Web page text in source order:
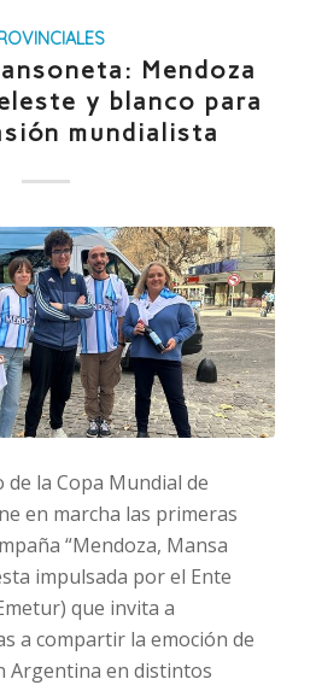
Mendoza
y blanco para
mundialista
de la Copa Mundial de
en marcha las primeras
“Mendoza, Mansa
impulsada por el Ente
que invita a
a compartir la emoción de
Argentina en distintos